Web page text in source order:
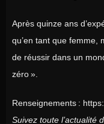
Après quinze ans
qu’en tant que femme,
de réussir dans un
zéro ».
Renseignements :
Suivez toute l’actualité